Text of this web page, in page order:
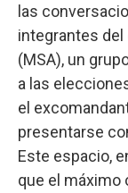
las
integrantes
(MSA), un
a las
el
presentarse
Este espacio,
que el máximo